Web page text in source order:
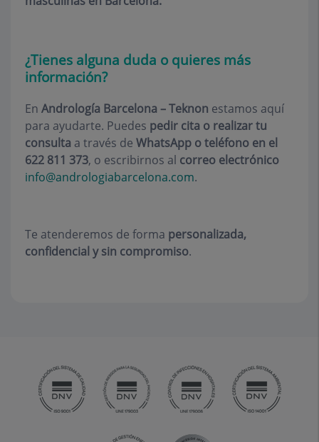
¿Tienes alguna duda o quieres más
información?
En Andrología Barcelona – Teknon estamos aquí
para ayudarte. Puedes pedir cita o realizar tu
consulta a través de WhatsApp o teléfono en el
622 811 373, o escribirnos al correo electrónico
info@andrologiabarcelona.com.
Te atenderemos de forma personalizada,
confidencial y sin compromiso.